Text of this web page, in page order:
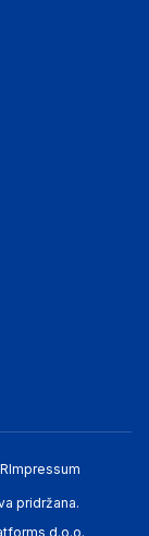
Impressum
pridržana.
d.o.o.